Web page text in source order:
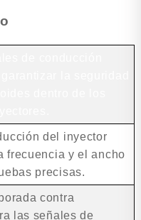
del inyector
frecuencia y el ancho
precisas.
contra
las señales de